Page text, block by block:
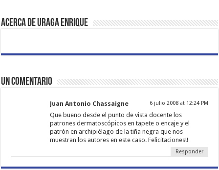
Acerca de Uraga Enrique
Un comentario
Juan Antonio Chassaigne 6 julio 2008 at 12:24 PM
Que bueno desde el punto de vista docente los
patrones dermatoscópicos en tapete o encaje y el
patrón en archipiélago de la tiña negra que nos
muestran los autores en este caso. Felicitaciones!!
Responder